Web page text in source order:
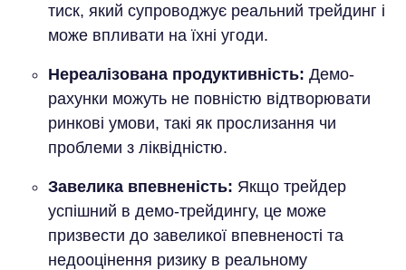
тиск, який супроводжує реальний трейдинг і
може впливати на їхні угоди.
Нереалізована продуктивність: Демо-
рахунки можуть не повністю відтворювати
ринкові умови, такі як прослизання чи
проблеми з ліквідністю.
Завелика впевненість: Якщо трейдер
успішний в демо-трейдингу, це може
призвести до завеликої впевненості та
недооцінення ризику в реальному